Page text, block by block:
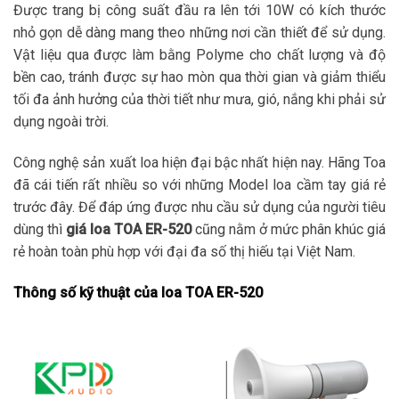
Được trang bị công suất đầu ra lên tới 10W có kích thước
nhỏ gọn dễ dàng mang theo những nơi cần thiết để sử dụng.
Vật liệu qua được làm bằng Polyme cho chất lượng và độ
bền cao, tránh được sự hao mòn qua thời gian và giảm thiểu
tối đa ảnh hưởng của thời tiết như mưa, gió, nắng khi phải sử
dụng ngoài trời.
Công nghệ sản xuất loa hiện đại bậc nhất hiện nay. Hãng Toa
đã cái tiến rất nhiều so với những Model loa cầm tay giá rẻ
trước đây. Để đáp ứng được nhu cầu sử dụng của người tiêu
dùng thì giá loa TOA ER-520cũng nằm ở mức phân khúc giá
rẻ hoàn toàn phù hợp với đại đa số thị hiếu tại Việt Nam.
Thông số kỹ thuật của loa TOA ER-520